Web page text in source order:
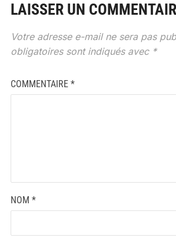
LAISSER UN
Votre adresse e-mail ne sera pas
obligatoires sont indiqués avec *
COMMENTAIRE *
NOM *